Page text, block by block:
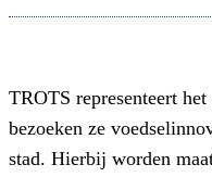
TROTS representeert
bezoeken ze
stad. Hierbij worden